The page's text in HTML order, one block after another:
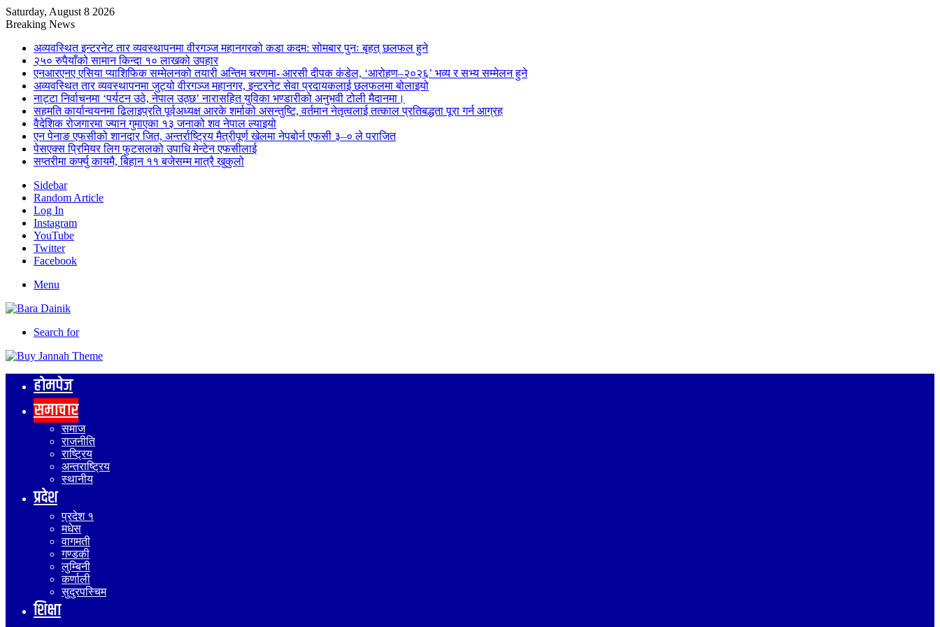
Saturday, August 8 2026
Breaking News
अव्यवस्थित इन्टरनेट तार व्यवस्थापनमा वीरगञ्ज महानगरको कडा कदम: सोमबार पुनः बृहत् छलफल हुने
२५० रुपैयाँको सामान किन्दा १० लाखको उपहार
एनआरएनए एसिया प्याशिफिक सम्मेलनको तयारी अन्तिम चरणमा- आरसी दीपक कंडेल, ‘आरोहण–२०२६’ भव्य र सभ्य सम्मेलन हुने
अव्यवस्थित तार व्यवस्थापनमा जुट्यो वीरगञ्ज महानगर, इन्टरनेट सेवा प्रदायकलाई छलफलमा बोलाइयो
नाट्टा निर्वाचनमा ‘पर्यटन उठे, नेपाल उठ्छ’ नारासहित युविका भण्डारीको अनुभवी टोली मैदानमा।
सहमति कार्यान्वयनमा ढिलाइप्रति पूर्वअध्यक्ष आरके शर्माको असन्तुष्टि, वर्तमान नेतृत्वलाई तत्काल प्रतिबद्धता पूरा गर्न आग्रह
वैदेशिक रोजगारमा ज्यान गुमाएका १३ जनाको शव नेपाल ल्याइयो
एन पेनाङ एफसीको शानदार जित, अन्तर्राष्ट्रिय मैत्रीपूर्ण खेलमा नेपबोर्न एफसी ३–० ले पराजित
पेसएक्स प्रिमियर लिग फुटसलको उपाधि मेन्टेन एफसीलाई
सप्तरीमा कर्फ्यु कायमै, बिहान ११ बजेसम्म मात्रै खुकुलो
Sidebar
Random Article
Log In
Instagram
YouTube
Twitter
Facebook
Menu
Search for
होमपेज
समाचार
समाज
राजनीति
राष्ट्रिय
अन्तराष्ट्रिय
स्थानीय
प्रदेश
प्रदेश १
मधेस
वागमती
गण्डकी
लुम्बिनी
कर्णाली
सुदुरपस्चिम
शिक्षा